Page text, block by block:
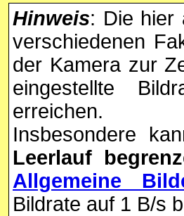
Hinweis: Die hier
verschiedenen
der Kamera zur
eingestellte
erreichen.
Insbesondere
Leerlauf
Allgemeine
Bildrate auf 1 B/s